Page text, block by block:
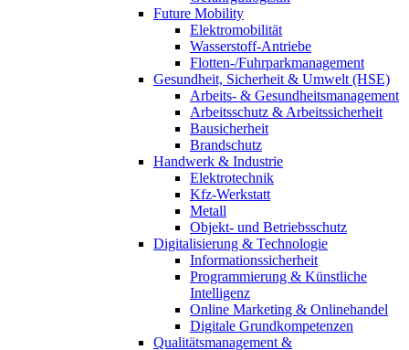
Future Mobility
Elektromobilität
Wasserstoff-Antriebe
Flotten-/Fuhrparkmanagement
Gesundheit, Sicherheit & Umwelt (HSE)
Arbeits- & Gesundheitsmanagement
Arbeitsschutz & Arbeitssicherheit
Bausicherheit
Brandschutz
Handwerk & Industrie
Elektrotechnik
Kfz-Werkstatt
Metall
Objekt- und Betriebsschutz
Digitalisierung & Technologie
Informationssicherheit
Programmierung & Künstliche
Intelligenz
Online Marketing & Onlinehandel
Digitale Grundkompetenzen
Qualitätsmanagement &